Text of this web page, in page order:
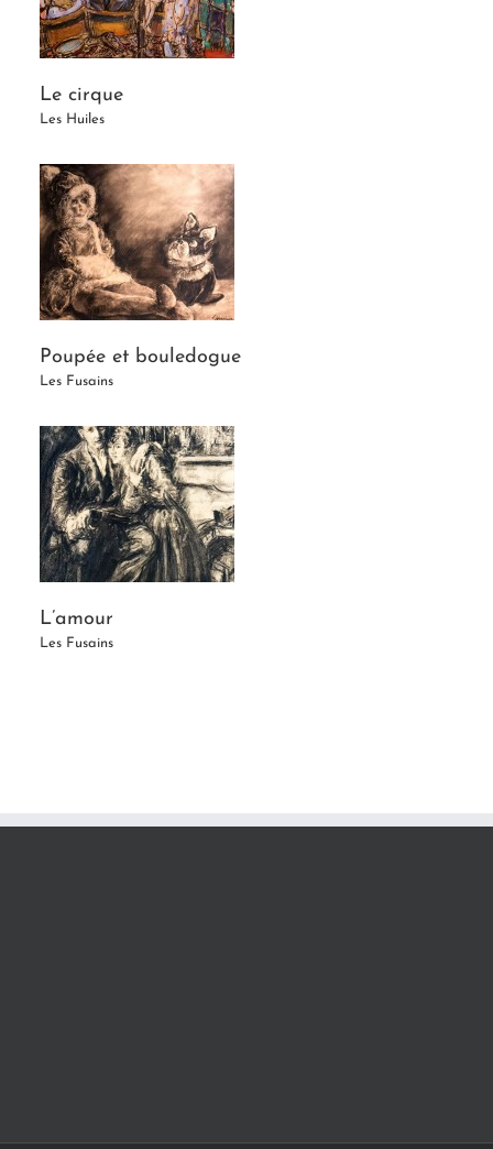
Le cirque
Les Huiles
Poupée et bouledogue
Les Fusains
L’amour
Les Fusains